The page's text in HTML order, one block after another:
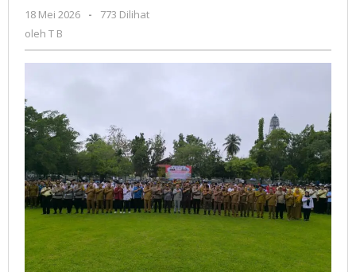
Semua
Daerah
18 Mei 2026
oleh
-
773 Dilihat
oleh T B